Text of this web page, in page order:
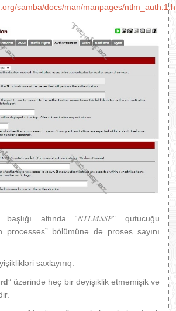
samba/docs/man/manpages/
başlığı altında “NTLMSSP” qutucuğu
processes” bölümünə də proses sayını
saxlayırıq.
” üzərində heç bir dəyişiklik etməmişik və